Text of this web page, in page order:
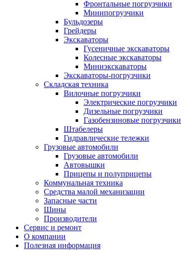
Фронтальные погрузчики
Минипогрузчики
Бульдозеры
Грейдеры
Экскаваторы
Гусеничные экскаваторы
Колесные экскаваторы
Миниэкскаваторы
Экскаваторы-погрузчики
Складская техника
Вилочные погрузчики
Электрические погрузчики
Дизельные погрузчики
Газобензиновые погрузчики
Штабелеры
Гидравлические тележки
Грузовые автомобили
Грузовые автомобили
Автовышки
Прицепы и полуприцепы
Коммунальная техника
Средства малой механизации
Запасные части
Шины
Производители
Сервис и ремонт
О компании
Полезная информация